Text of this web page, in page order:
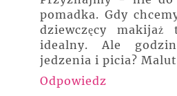
pomadka. Gdy
dziewczęcy
idealny. Ale
jedzenia i picia?
Odpowiedz